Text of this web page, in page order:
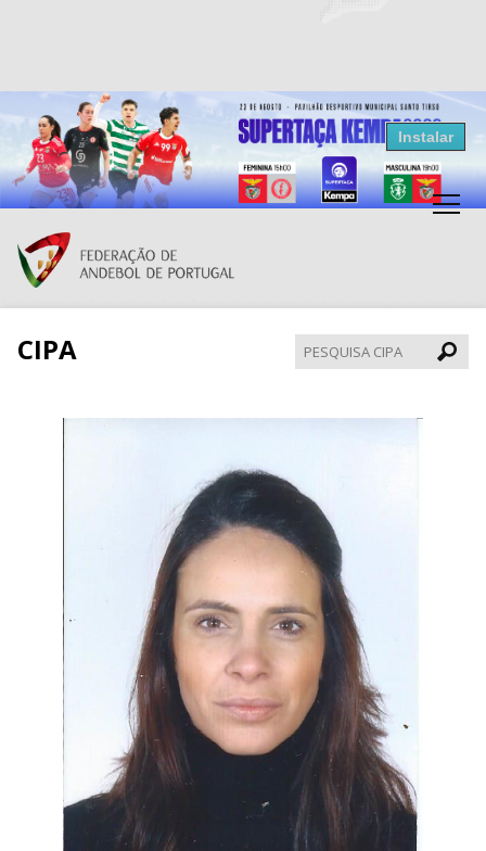
Resultados Andebol
Federação de Andebol de Portugal
Grátis - Disponivel na Play Store
Instalar
CIPA
CIPA